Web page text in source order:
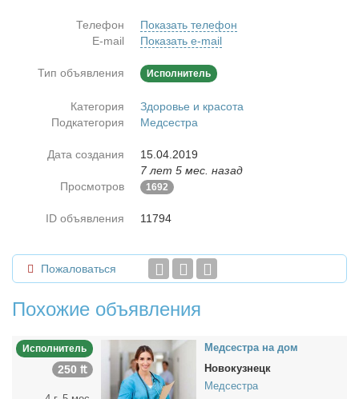
Телефон
Показать телефон
E-mail
Показать e-mail
Тип объявления Исполнитель
Категория
Здоровье и красота
Подкатегория
Медсестра
Дата создания
15.04.2019
7 лет 5 мес. назад
Просмотров
1692
ID объявления 11794
Пожаловаться
Похожие объявления
Исполнитель
250 ₶
Мед­сест­ра на дом
Новокузнецк
Медсестра